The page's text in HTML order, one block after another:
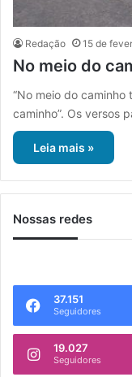
Redação 15 de
No meio do
“No meio do
caminho”. Os versos
Leia mais »
Nossas redes
37.151
Seguidores
19.027
Seguidores